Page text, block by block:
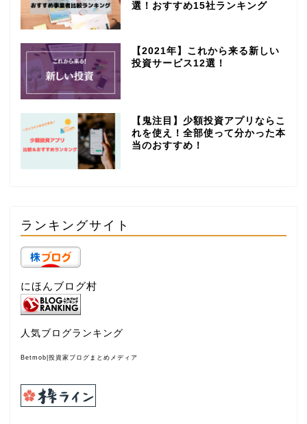
選！おすすめ15社ランキング
【2021年】これから来る新しい
投資サービス12選！
【鬼注目】少額投資アプリならこ
れを使え！全部使って分かった本
当のおすすめ！
ランキングサイト
にほんブログ村
人気ブログランキング
Betmob|投資家ブログまとめメディア